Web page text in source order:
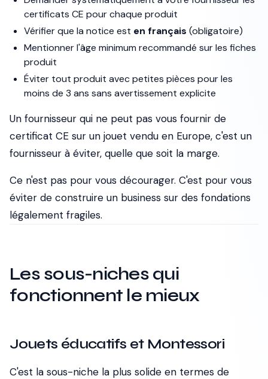
certificats CE pour chaque produit
Vérifier que la notice est en français (obligatoire)
Mentionner l'âge minimum recommandé sur les fiches
produit
Éviter tout produit avec petites pièces pour les
moins de 3 ans sans avertissement explicite
Un fournisseur qui ne peut pas vous fournir de
certificat CE sur un jouet vendu en Europe, c'est un
fournisseur à éviter, quelle que soit la marge.
Ce n'est pas pour vous décourager. C'est pour vous
éviter de construire un business sur des fondations
légalement fragiles.
Les sous-niches qui
fonctionnent le mieux
Jouets éducatifs et Montessori
C'est la sous-niche la plus solide en termes de